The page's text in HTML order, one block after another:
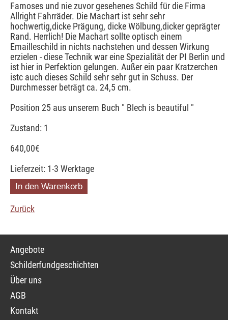
Famoses und nie zuvor gesehenes Schild für die Firma
Allright Fahrräder. Die Machart ist sehr sehr
hochwertig,dicke Prägung, dicke Wölbung,dicker geprägter
Rand. Herrlich! Die Machart sollte optisch einem
Emailleschild in nichts nachstehen und dessen Wirkung
erzielen - diese Technik war eine Spezialität der PI Berlin und
ist hier in Perfektion gelungen. Außer ein paar Kratzerchen
istc auch dieses Schild sehr sehr gut in Schuss. Der
Durchmesser beträgt ca. 24,5 cm.
Position 25 aus unserem Buch " Blech is beautiful "
Zustand: 1
640,00€
Lieferzeit: 1-3 Werktage
Zurück
Navigation
überspringen
Angebote
Schilderfundgeschichten
Über uns
AGB
Kontakt